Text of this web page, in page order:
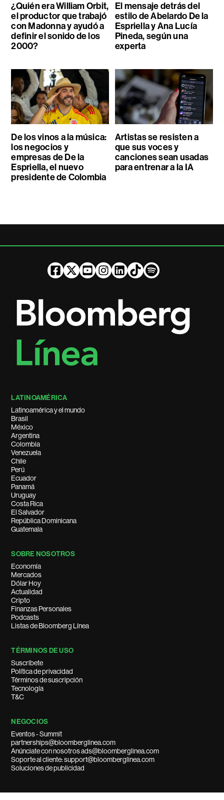
¿Quién era William Orbit,
el productor que trabajó
con Madonna y ayudó a
definir el sonido de los
2000?
El mensaje detrás del
estilo de Abelardo De la
Espriella y Ana Lucía
Pineda, según una
experta
De los vinos a la música:
los negocios y
empresas de De la
Espriella, el nuevo
presidente de Colombia
Artistas se resisten a
que sus voces y
canciones sean usadas
para entrenar a la IA
LATINOAMÉRICA
Latinoamérica y el mundo
Brasil
México
Argentina
Colombia
Venezuela
Chile
Perú
Ecuador
Panamá
Uruguay
Costa Rica
El Salvador
República Dominicana
Guatemala
SOBRE NOSOTROS
Economía
Mercados
Dólar Hoy
Actualidad
Cripto
Finanzas Personales
Podcasts
Listas de Bloomberg Línea
TÉRMINOS DE USO
Suscríbete
Política de privacidad
Términos de suscripción
Tecnología
T&C
NEGOCIOS
Eventos - Summit
partnerships@bloomberglinea.com
Anúnciate con nosotros ads@bloomberglinea.com
Soporte al cliente: support@bloomberglinea.com
Soluciones de publicidad